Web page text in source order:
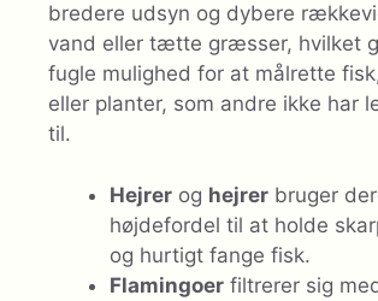
bredere udsyn og dybere
vand eller tætte græsser, hvilket
fugle mulighed for at målrette
eller planter, som andre ikke har
til.
Hejrer og hejrer bruger
højdefordel til at holde
og hurtigt fange fisk.
Flamingoer filtrerer sig